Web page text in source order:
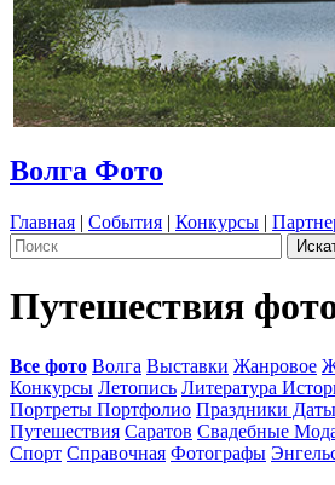
Волга Фото
Главная | События | Конкурсы |
Путешествия
Все фото Волга Выставки Жанровое
Конкурсы Летопись Литература
Портреты Портфолио Праздники Даты
Путешествия Саратов Свадебные
Спорт Справочная Фотографы